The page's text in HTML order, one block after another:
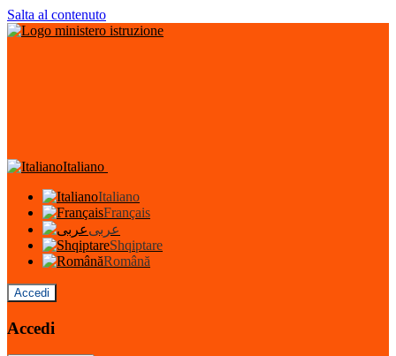
Salta al contenuto
Italiano
Italiano
Français
عربى
Shqiptare
Română
Accedi
Accedi